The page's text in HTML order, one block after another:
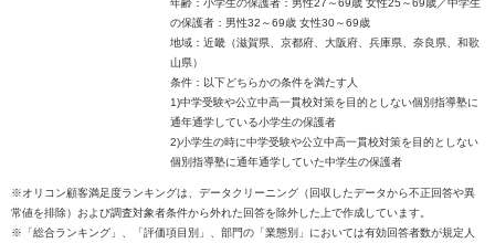
年齢：小学生の保護者：男性27～69歳 女性25～69歳／中学生
の保護者：男性32～69歳 女性30～69歳
地域：近畿（滋賀県、京都府、大阪府、兵庫県、奈良県、和歌
山県）
条件：以下どちらかの条件を満たす人
1)中学受験や公立中高一貫校対策を目的としない個別指導塾に
通年通学している小学生の保護者
2)小学生の時に中学受験や公立中高一貫校対策を目的としない
個別指導塾に通年通学していた中学生の保護者
※オリコン顧客満足度ランキングは、データクリーニング（回収したデータから不正回答や異
常値を排除）および調査対象者条件から外れた回答を除外した上で作成しています。
※「総合ランキング」、「評価項目別」、部門の「業態別」においては有効回答者数が規定人